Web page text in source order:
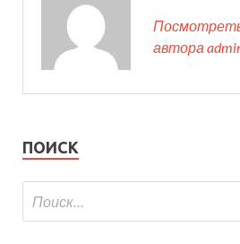
Посмотреть
автора
ПОИСК